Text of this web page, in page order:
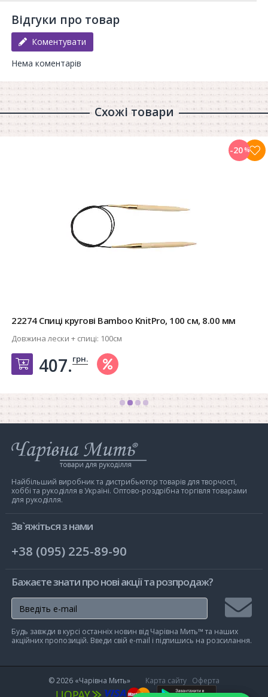
Відгуки про товар
Коментувати
Нема коментарів
Схожі товари
22274 Спиці кругові Bamboo KnitPro, 100 см, 8.00 мм
Довжина лески + спиці: 100см
Добавить в корзину
407.грн.
-20%
Інтернет-
магазин
Мить
Найбільший виробник та дистрибьютор товарів для творчості,
хоббі та рукоділля в Україні. Оптово-роздрібна торгівля товарами
для рукоділля.
Зв`яжіться з нами
+38 (095) 225-89-90
Бажаєте знати про нові акції та розпродаж?
на
Будь завжди в курсі останніх новин від Чарівна Мить™ та наших
акційних пропозицій. Введи свій e-mail і підпишись на розсилання.
© 2026 «Чарівна Мить» Карта сайту Оферта